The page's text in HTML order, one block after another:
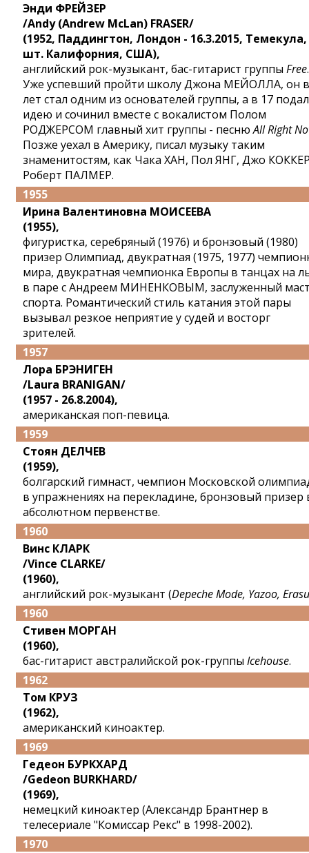
Энди ФРЕЙЗЕР
/Andy (Andrew McLan) FRASER/
(1952, Паддингтон, Лондон - 16.3.2015, Темекула,
шт. Калифорния, США),
английский рок-музыкант, бас-гитарист группы Free.
Уже успевший пройти школу Джона МЕЙОЛЛА, он
лет стал одним из основателей группы, а в 17 подал
идею и сочинил вместе с вокалистом Полом
РОДЖЕРСОМ главный хит группы - песнюAll Right
Позже уехал в Америку, писал музыку таким
знаменитостям, как Чака ХАН, Пол ЯНГ, Джо
Роберт ПАЛМЕР.
1955
Ирина Валентиновна МОИСЕЕВА
(1955),
фигуристка, серебряный (1976) и бронзовый (1980)
призер Олимпиад, двукратная (1975, 1977)
мира, двукратная чемпионка Европы в танцах на
в паре с Андреем МИНЕНКОВЫМ, заслуженный
спорта. Романтический стиль катания этой пары
вызывал резкое неприятие у судей и восторг
зрителей.
1957
Лора БРЭНИГЕН
/Laura BRANIGAN/
(1957 - 26.8.2004),
американская поп-певица.
1959
Стоян ДЕЛЧЕВ
(1959),
болгарский гимнаст, чемпион Московской
в упражнениях на перекладине, бронзовый призер
абсолютном первенстве.
1960
Винс КЛАРК
/Vince CLARKE/
(1960),
английский рок-музыкант (Depeche Mode, Yazoo,
1960
Стивен МОРГАН
(1960),
бас-гитарист австралийской рок-группы Icehouse.
1962
Том КРУЗ
(1962),
американский киноактер.
1969
Гедеон БУРКХАРД
/Gedeon BURKHARD/
(1969),
немецкий киноактер (Александр Брантнер в
телесериале "Комиссар Рекс" в 1998-2002).
1970